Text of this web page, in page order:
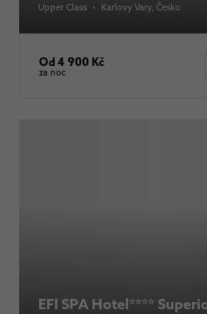
Upper Class • Karlovy Vary, Česko
Od 4 900 Kč
za noc
EFI SPA Hotel****